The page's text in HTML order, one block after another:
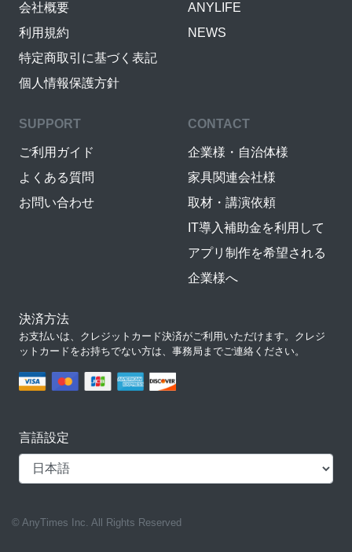
会社概要
利用規約
特定商取引に基づく表記
個人情報保護方針
ANYLIFE
NEWS
SUPPORT
ご利用ガイド
よくある質問
お問い合わせ
CONTACT
企業様・自治体様
家具関連会社様
取材・講演依頼
IT導入補助金を利用して
アプリ制作を希望される
企業様へ
決済方法
お支払いは、クレジットカード決済がご利用いただけます。クレジ
ットカードをお持ちでない方は、事務局までご連絡ください。
言語設定
© AnyTimes Inc. All Rights Reserved